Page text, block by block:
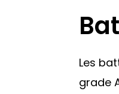
Les
grade